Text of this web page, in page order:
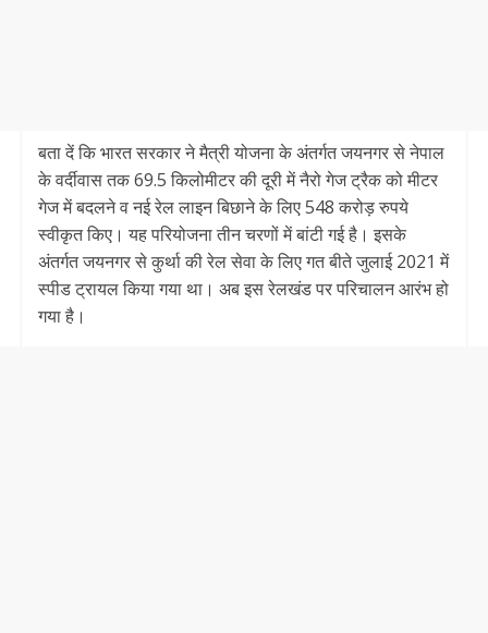
बता दें कि भारत सरकार ने मैत्री योजना के अंतर्गत जयनगर से नेपाल
के वर्दीवास तक 69.5 किलोमीटर की दूरी में नैरो गेज ट्रैक को मीटर
गेज में बदलने व नई रेल लाइन बिछाने के लिए 548 करोड़ रुपये
स्वीकृत किए। यह परियोजना तीन चरणों में बांटी गई है। इसके
अंतर्गत जयनगर से कुर्था की रेल सेवा के लिए गत बीते जुलाई 2021 में
स्पीड ट्रायल किया गया था। अब इस रेलखंड पर परिचालन आरंभ हो
गया है।